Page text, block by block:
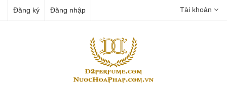
Đăng ký Đăng nhập Tài khoản